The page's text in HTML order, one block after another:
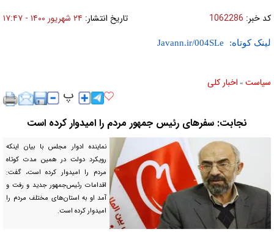
کد خبر: 1062286 تاریخ انتشار: ۲۴ شهريور ۱۴۰۰ - ۱۷:۴۷
لینک کوتاه:
سیاست » اخبار کلی
نجابت: سفر‌های رئیس جمهور مردم را امیدوار کرده است
نماینده ادوار مجلس با بیان اینکه
رویکرد دولت در همین مدت کوتاه
مردم را امیدوار کرده است، گفت:
اقدامات رئیس‌جمهور جدید و رفت و
آمد او به استان‌های مختلف مردم را
امیدوار کرده است.